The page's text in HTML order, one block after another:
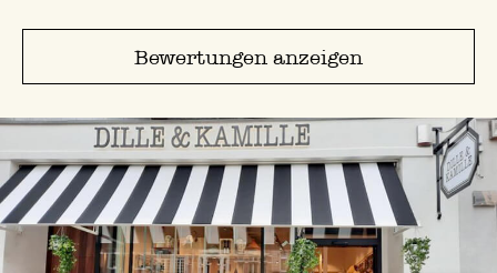
Bewertungen anzeigen